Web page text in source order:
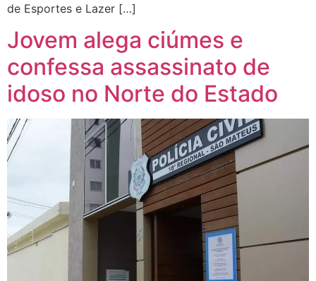
de Esportes e Lazer […]
Jovem alega ciúmes e
confessa assassinato de
idoso no Norte do Estado